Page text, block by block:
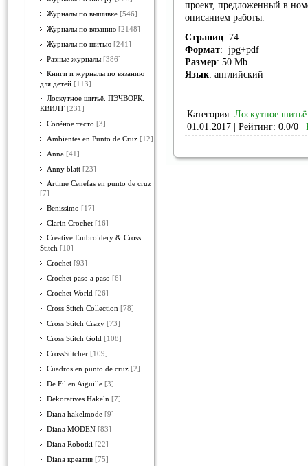
Журналы по вышивке [546]
Журналы по вязанию [2148]
Журналы по шитью [241]
Разные журналы [386]
Книги и журналы по вязанию
для детей [113]
Лоскутное шитьё. ПЭЧВОРК.
КВИЛТ [231]
Солёное тесто [3]
Ambientes en Punto de Cruz [12]
Anna [41]
Anny blatt [23]
Artime Cenefas en punto de cruz
[7]
Benissimo [17]
Clarin Crochet [16]
Creative Embroidery & Cross
Stitch [10]
Crochet [93]
Crochet paso a paso [6]
Crochet World [26]
Cross Stitch Collection [78]
Cross Stitch Crazy [73]
Cross Stitch Gold [108]
CrossStitcher [109]
Cuadros en punto de cruz [2]
De Fil en Aiguille [3]
Dekoratives Hakeln [7]
Diana hakelmode [9]
Diana MODEN [83]
Diana Robotki [22]
Diana креатив [75]
проект, предложенный в
описанием работы.
Страниц: 74
Формат: jpg+pdf
Размер: 50 Mb
Язык: английский
Категория: Лоскутное
01.01.2017 | Рейтинг: 0.0/0 |